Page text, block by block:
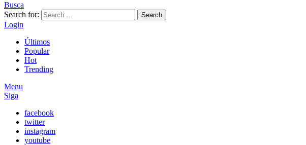
Busca
Search for:
Search
Login
Últimos
Popular
Hot
Trending
Menu
Siga
facebook
twitter
instagram
youtube